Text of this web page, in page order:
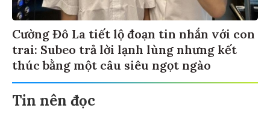
Cường Đô La tiết lộ đoạn tin nhắn với con
trai: Subeo trả lời lạnh lùng nhưng kết
thúc bằng một câu siêu ngọt ngào
Tin nên đọc